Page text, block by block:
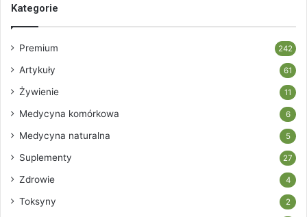
Kategorie
Premium 242
Artykuły 61
Żywienie 11
Medycyna komórkowa 6
Medycyna naturalna 5
Suplementy 27
Zdrowie 4
Toksyny 2